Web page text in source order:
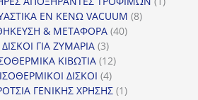
ΕΝ ΚΕΝΩ VACUUM 88
& ΜΕΤΑΦΟΡΑ 4040
ΔΙΣΚΟΙ ΓΙΑ ΖΥΜΑΡΙΑ 33
προϊόντα
ΚΙΒΩΤΙΑ 1212
ΙΣΟΘΕΡΜΙΚΟΙ ΔΙΣΚΟΙ 44
προϊόντα
ΓΕΝΙΚΗΣ ΧΡΗΣΗΣ 11